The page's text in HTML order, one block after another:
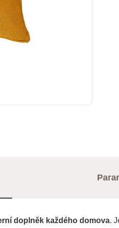
doplněk každého domova.